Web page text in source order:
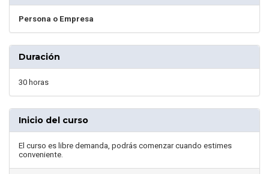
Persona o Empresa
Duración
30 horas
Inicio del curso
El curso es libre demanda, podrás comenzar cuando estimes
conveniente.